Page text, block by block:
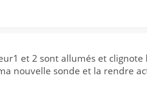
et 2 sont allumés et
nouvelle sonde et la rendre